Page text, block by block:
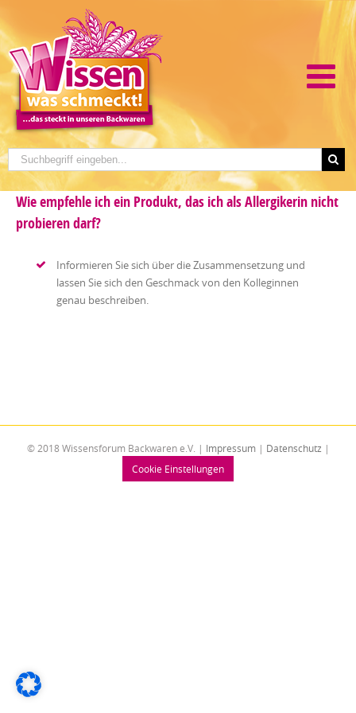
Wie empfehle ich ein Produkt, das ich als Allergikerin nicht
probieren darf?
Informieren Sie sich über die Zusammensetzung und
lassen Sie sich den Geschmack von den Kolleginnen
genau beschreiben.
© 2018 Wissensforum Backwaren e.V. | Impressum| Datenschutz |
Cookie Einstellungen